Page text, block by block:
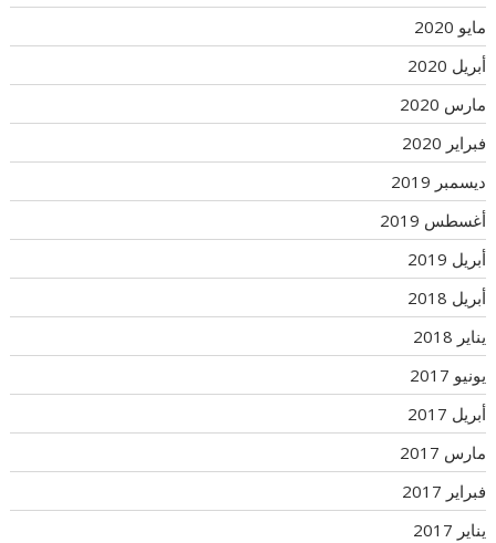
مايو 2020
أبريل 2020
مارس 2020
فبراير 2020
ديسمبر 2019
أغسطس 2019
أبريل 2019
أبريل 2018
يناير 2018
يونيو 2017
أبريل 2017
مارس 2017
فبراير 2017
يناير 2017